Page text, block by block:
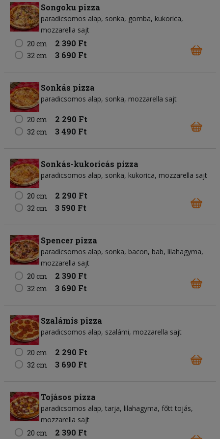
Songoku pizza
paradicsomos alap sonka gomba kukorica
mozzarella sajt
20 cm
2 390 Ft
32 cm 3 690 Ft
Sonkás pizza
paradicsomos alap sonka mozzarella sajt
20 cm 2 290 Ft
32 cm 3 490 Ft
Sonkás-kukoricás pizza
paradicsomos alap sonka kukorica mozzarella sajt
20 cm 2 290 Ft
32 cm 3 590 Ft
Spencer pizza
paradicsomos alap sonka bacon bab lilahagyma
mozzarella sajt
20 cm
2 390 Ft
32 cm 3 690 Ft
Szalámis pizza
paradicsomos alap szalámi mozzarella sajt
20 cm 2 290 Ft
32 cm 3 690 Ft
Tojásos pizza
paradicsomos alap tarja lilahagyma főtt tojás
mozzarella sajt
20 cm
2 390 Ft